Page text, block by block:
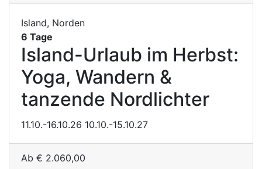
Island, Norden
6 Tage
Island-Urlaub im Herbst:
Yoga, Wandern &
tanzende Nordlichter
11.10.-16.10.26 10.10.-15.10.27
Ab € 2.060,00